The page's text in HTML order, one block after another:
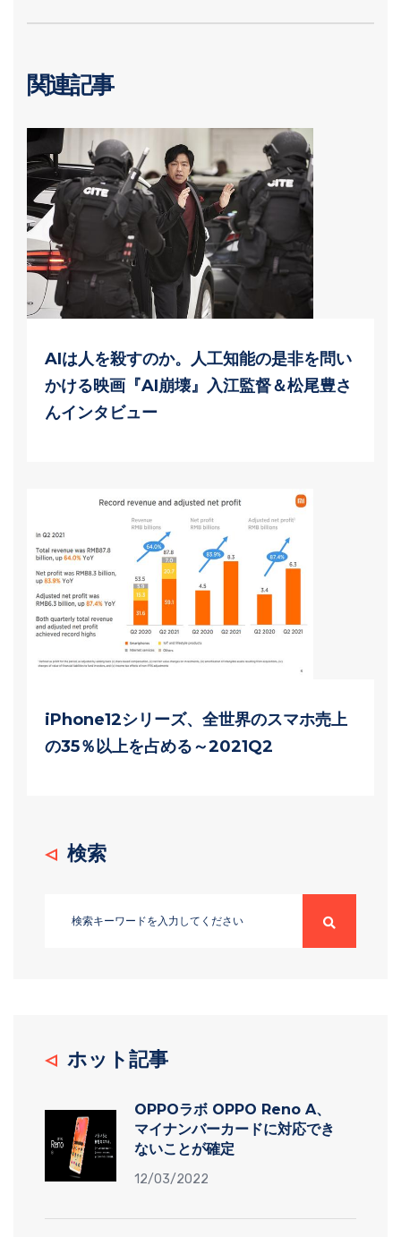
関連記事
AIは人を殺すのか。人工知能の是非を問い
かける映画『AI崩壊』入江監督＆松尾豊さ
んインタビュー
iPhone12シリーズ、全世界のスマホ売上
の35％以上を占める～2021Q2
検索
ホット記事
OPPOラボ OPPO Reno A、
マイナンバーカードに対応でき
ないことが確定
12/03/2022